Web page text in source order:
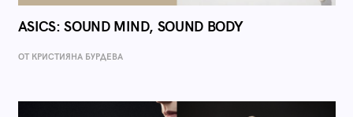
ASICS: SOUND MIND, SOUND BODY
ОТ КРИСТИЯНА БУРДЕВА